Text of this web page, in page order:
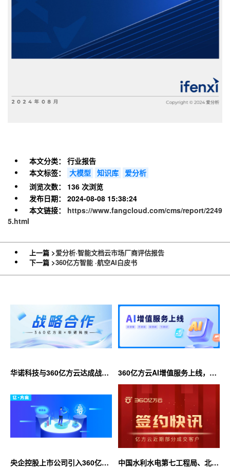
本文分类：
行业报告
本文标签：
大模型 知识库
爱分析
浏览次数：
136 次浏览
发布日期：
2024-08-08 15:38:24
本文链接：
https://www.fangcloud.com/cms/report/2249
5.html
上一篇 >爱分析·智能文档云市场厂商评估报告
下一篇 >360亿方智能 ·航空AI白皮书
华诺科技与360亿方云达成战略
360亿方云AI增值服务上线，超
大限时优惠等你来！
央企控股上市公司引入360亿方
中国水利水电第七工程局、北京